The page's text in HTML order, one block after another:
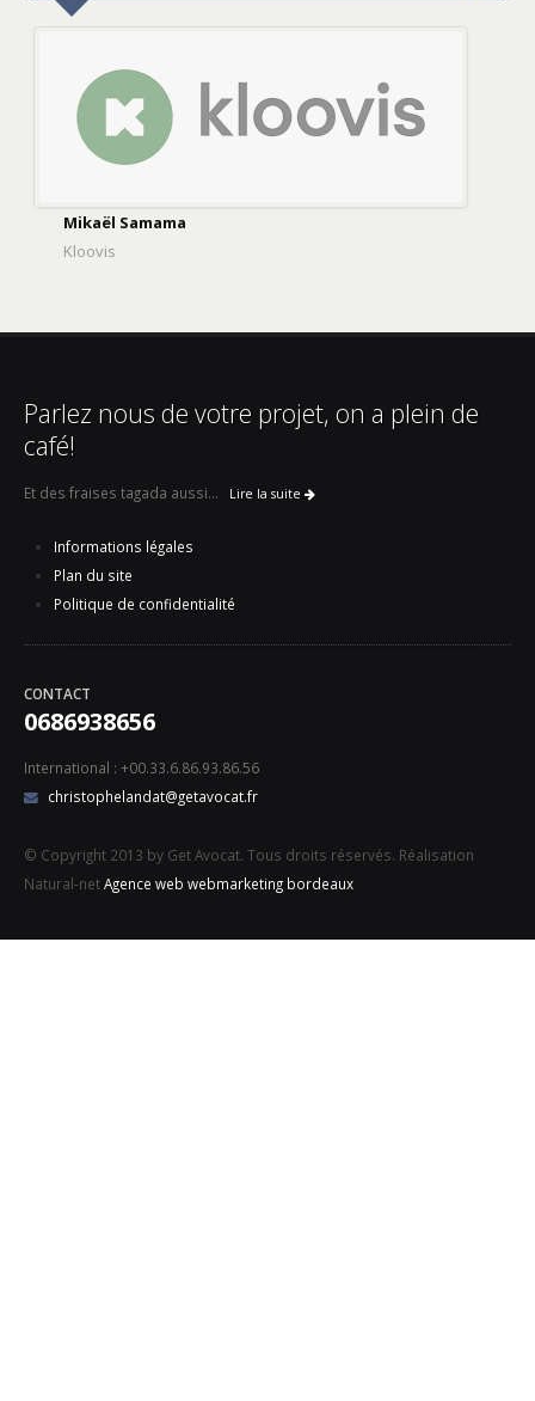
Mikaël Samama
Kloovis
Parlez nous de votre projet, on a plein de
café!
Et des fraises tagada aussi... Lire la suite
Informations légales
Plan du site
Politique de confidentialité
CONTACT
0686938656
International : +00.33.6.86.93.86.56
christophelandat@getavocat.fr
© Copyright 2013 by Get Avocat. Tous droits réservés. Réalisation
Natural-netAgence web webmarketing bordeaux